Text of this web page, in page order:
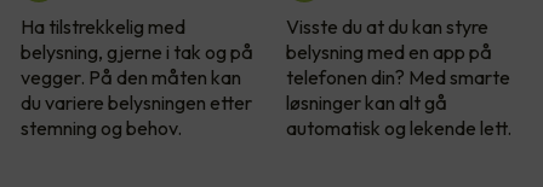
Ha tilstrekkelig med
belysning, gjerne i tak og på
vegger. På den måten kan
du variere belysningen etter
stemning og behov.
Visste du at du kan styre
belysning med en app på
telefonen din? Med smarte
løsninger kan alt gå
automatisk og lekende lett.